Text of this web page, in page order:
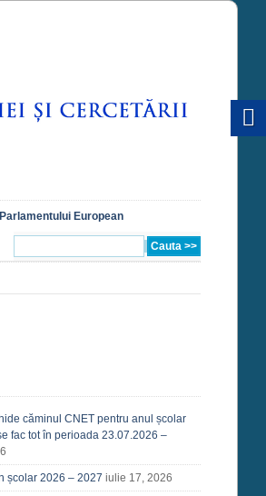
European
căminul CNET pentru anul școlar
fac tot în perioada 23.07.2026 –
școlar 2026 – 2027 iulie 17, 2026